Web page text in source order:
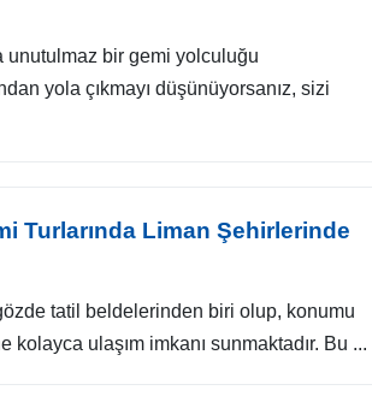
unutulmaz bir gemi yolculuğu
yola çıkmayı düşünüyorsanız, sizi
Turlarında Liman Şehirlerinde
tatil beldelerinden biri olup, konumu
ulaşım imkanı sunmaktadır. Bu ...